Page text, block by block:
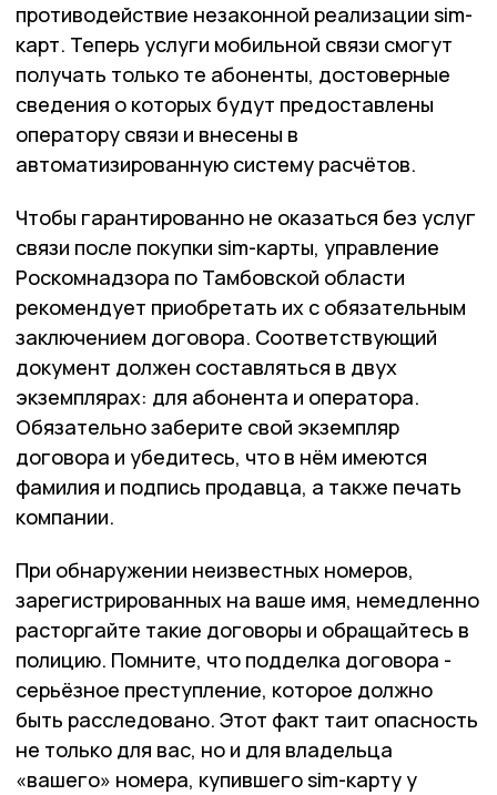
противодействие незаконной реализации sim-
карт. Теперь услуги мобильной связи смогут
получать только те абоненты, достоверные
сведения о которых будут предоставлены
оператору связи и внесены в
автоматизированную систему расчётов.
Чтобы гарантированно не оказаться без услуг
связи после покупки sim-карты, управление
Роскомнадзора по Тамбовской области
рекомендует приобретать их с обязательным
заключением договора. Соответствующий
документ должен составляться в двух
экземплярах: для абонента и оператора.
Обязательно заберите свой экземпляр
договора и убедитесь, что в нём имеются
фамилия и подпись продавца, а также печать
компании.
При обнаружении неизвестных номеров,
зарегистрированных на ваше имя, немедленно
расторгайте такие договоры и обращайтесь в
полицию. Помните, что подделка договора -
серьёзное преступление, которое должно
быть расследовано. Этот факт таит опасность
не только для вас, но и для владельца
«вашего» номера, купившего sim-карту у